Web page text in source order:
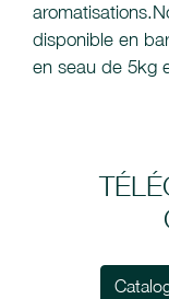
disponible en
en seau de 5kg